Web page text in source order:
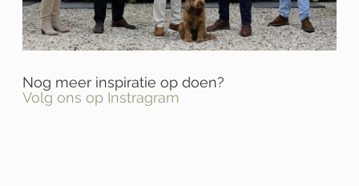
Nog meer inspiratie op doen?
Volg ons op Instragram